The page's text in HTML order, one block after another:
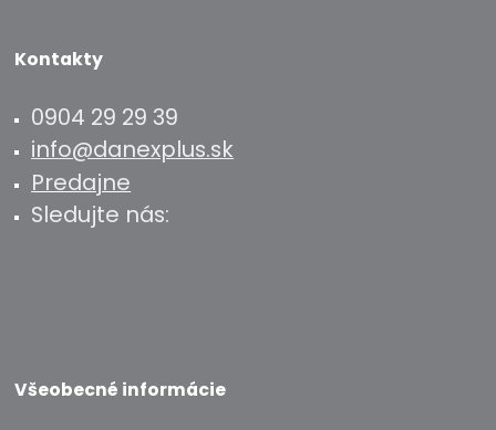
Kontakty
0904 29 29 39
info@danexplus.sk
Predajne
Sledujte nás:
Všeobecné informácie